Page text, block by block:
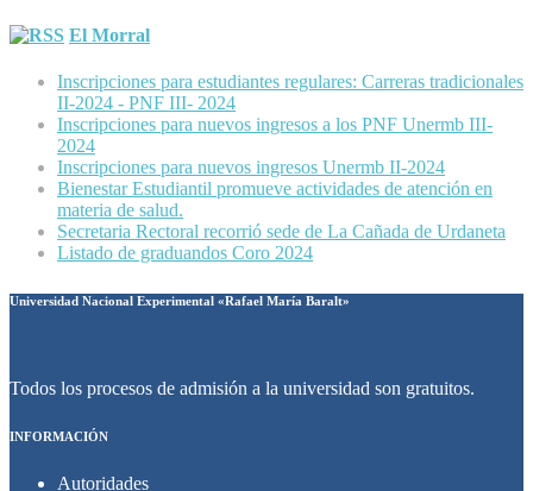
El Morral
Inscripciones para estudiantes regulares: Carreras tradicionales
II-2024 - PNF III- 2024
Inscripciones para nuevos ingresos a los PNF Unermb III-
2024
Inscripciones para nuevos ingresos Unermb II-2024
Bienestar Estudiantil promueve actividades de atención en
materia de salud.
Secretaria Rectoral recorrió sede de La Cañada de Urdaneta
Listado de graduandos Coro 2024
Universidad Nacional Experimental «Rafael María Baralt»
Todos los procesos de admisión a la universidad son gratuitos.
INFORMACIÓN
Autoridades